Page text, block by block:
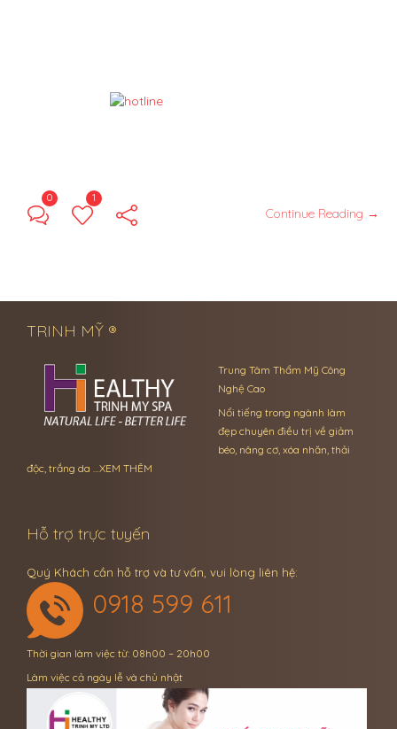
0 1
Continue Reading →
TRINH MỸ ®
Trung Tâm Thẩm Mỹ Công
Nghệ Cao
Nổi tiếng trong ngành làm
đẹp chuyên điều trị về giảm
béo, nâng cơ, xóa nhăn, thải
độc, trắng da … XEM THÊM
Hỗ trợ trực tuyến
Quý Khách cần hỗ trợ và tư vấn, vui lòng liên hệ:
0918 599 611
Thời gian làm việc từ: 08h00 – 20h00
Làm việc cả ngày lễ và chủ nhật